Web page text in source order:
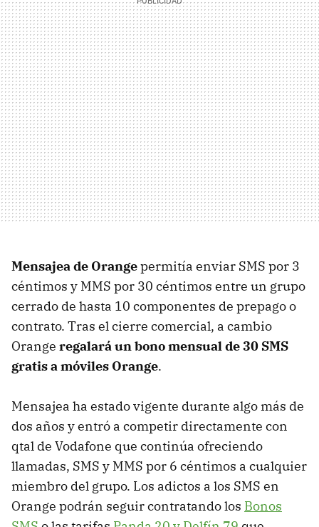
Mensajea de Orangepermitía enviar SMS por 3
céntimos y MMS por 30 céntimos entre un grupo
cerrado de hasta 10 componentes de prepago o
contrato. Tras el cierre comercial, a cambio
Orange regalará un bono mensual de 30 SMS
gratis a móviles Orange.
Mensajea ha estado vigente durante algo más de
dos años y entró a competir directamente con
qtal de Vodafone que continúa ofreciendo
llamadas, SMS y MMS por 6 céntimos a cualquier
miembro del grupo. Los adictos a los SMS en
Orange podrán seguir contratando los Bonos